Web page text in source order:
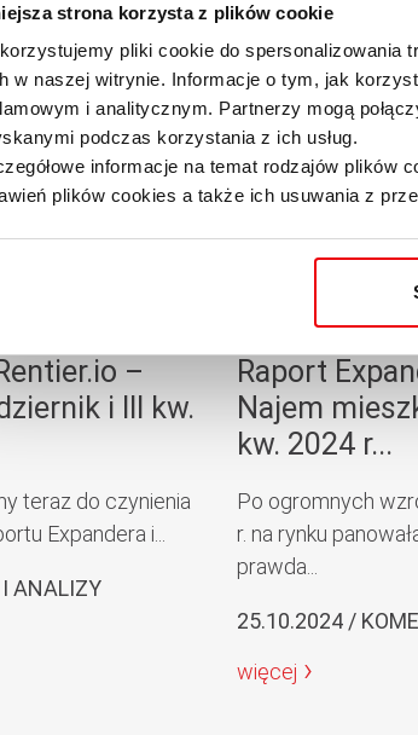
strona korzysta z plików cookie
pliki cookie do spersonalizowania
w naszej witrynie. Informacje o tym, jak
i analitycznym. Partnerzy mogą
podczas korzystania z ich usług.
informacje na temat rodzajów
plików cookies a także ich usuwania z
–
i III kw.
teraz do czynienia
Expandera i...
ANALIZY
Raport
Najem
kw. 2024 r...
Po ogromnych
r. na rynku
prawda...
25.10.2024 /
więcej